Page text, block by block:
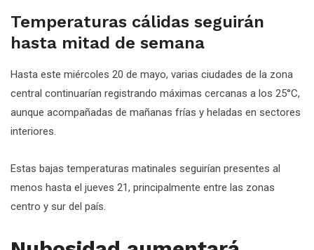
Temperaturas cálidas seguirán
hasta mitad de semana
Hasta este miércoles 20 de mayo, varias ciudades de la zona
central continuarían registrando máximas cercanas a los 25°C,
aunque acompañadas de mañanas frías y heladas en sectores
interiores.
Estas bajas temperaturas matinales seguirían presentes al
menos hasta el jueves 21, principalmente entre las zonas
centro y sur del país.